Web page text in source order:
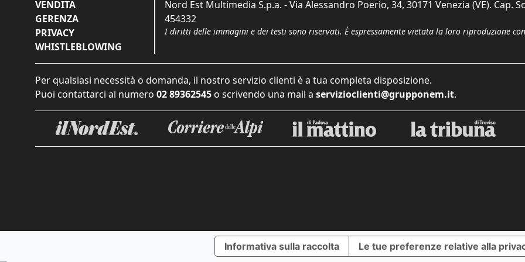
VENDITA
GERENZA
PRIVACY
WHISTLEBLOWING
Nord Est Multimedia S.p.a. - Via Alessandro Poerio, 34, 30171 Venezia (VE). Cap.
454332
I diritti delle immagini e dei testi sono riservati. È espressamente vietata la loro riproduzione
Per qualsiasi necessità o domanda, il nostro servizio clienti è a tua completa disposizione.
Puoi contattarci al numero 02 89362545 o scrivendo una mail a servizioclienti@grupponem.it.
Informativa sulla raccolta Le tue preferenze relative alla